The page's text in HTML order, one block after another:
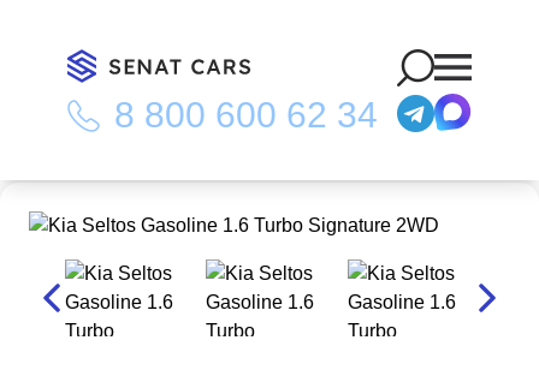
8 800 600 62 34
Главная Каталог/Kia Seltos Gasoline 1.6 Turbo Signature
2WD